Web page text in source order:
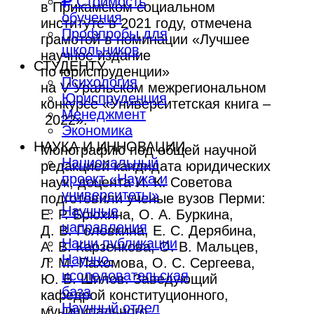
обучения
Профпробы для
школьников
СТУДЕНТУ
Психология
Юриспруденция
Менеджмент
Экономика
НАУКА И ИННОВАЦИИ
Национальный
проект «Наука и
университеты»
Научные
направления
Наши публикации
Научно-
исследовательская
база
Научный отдел
в Прикамском социальном
институте в 2021 году, отмечена
грамотой в номинации «Лучшее
научное издание
по юриспруденции»
на V Уральском межрегиональном
конкурсе «Университетская книга –
2022».
Монографию под общей научной
редакцией кандидата юридических
наук, доцента И. К. Советова
подготовили ученые вузов Перми:
Е. Р. Брюхина, О. А. Буркина,
Д. В. Головкина, Е. С. Дерябина,
А. В. Карзенкова, О. В. Мальцев,
Л. М. Пахомова, О. С. Сергеева,
Ю. В. Шилов. Заведующий
кафедрой конституционного,